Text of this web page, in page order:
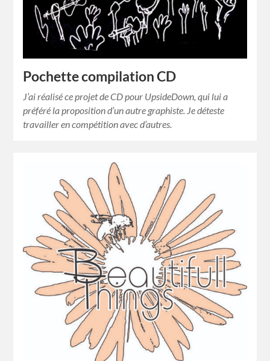
Pochette compilation CD
J’ai réalisé ce projet de CD pour UpsideDown, qui lui a
préféré la proposition d’un autre graphiste. Je déteste
travailler en compétition avec d’autres.